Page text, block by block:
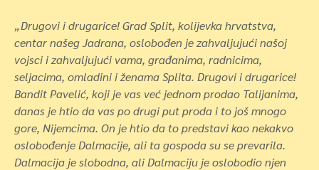
„Drugovi i drugarice! Grad Split, kolijevka hrvatstva,
centar našeg Jadrana, oslobođen je zahvaljujući našoj
vojsci i zahvaljujući vama, građanima, radnicima,
seljacima, omladini i ženama Splita. Drugovi i drugarice!
Bandit Pavelić, koji je vas već jednom prodao Talijanima,
danas je htio da vas po drugi put proda i to još mnogo
gore, Nijemcima. On je htio da to predstavi kao nekakvo
oslobođenje Dalmacije, ali ta gospoda su se prevarila.
Dalmacija je slobodna, ali Dalmaciju je oslobodio njen